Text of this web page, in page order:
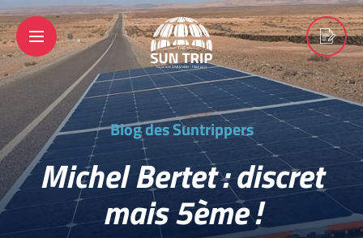
Blog des Suntrippers
Michel Bertet : discret
mais 5ème !